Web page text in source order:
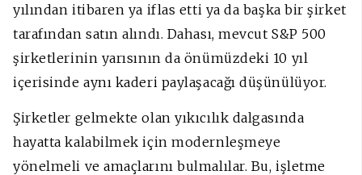
yılından itibaren ya iflas etti ya da başka bir şirket
tarafından satın alındı. Dahası, mevcut S&P 500
şirketlerinin yarısının da önümüzdeki 10 yıl
içerisinde aynı kaderi paylaşacağı düşünülüyor.
Şirketler gelmekte olan yıkıcılık dalgasında
hayatta kalabilmek için modernleşmeye
yönelmeli ve amaçlarını bulmalılar. Bu, işletme